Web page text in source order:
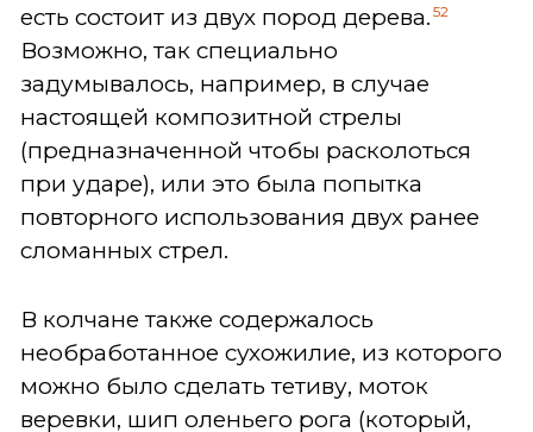
есть состоит из двух пород дерева. 52
Возможно, так специально
задумывалось, например, в случае
настоящей композитной стрелы
(предназначенной чтобы расколоться
при ударе), или это была попытка
повторного использования двух ранее
сломанных стрел.
В колчане также содержалось
необработанное сухожилие, из которого
можно было сделать тетиву, моток
веревки, шип оленьего рога (который,